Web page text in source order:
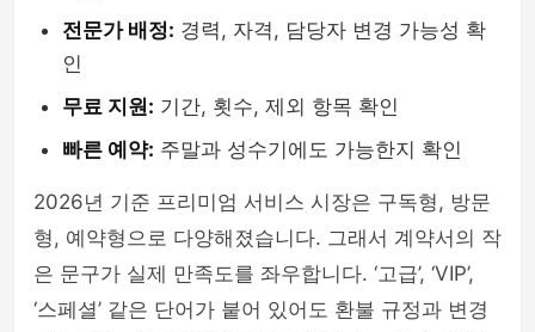
전문가 배정: 경력, 자격, 담당자 변경 가능성 확
인
무료 지원: 기간, 횟수, 제외 항목 확인
빠른 예약: 주말과 성수기에도 가능한지 확인
2026년 기준 프리미엄 서비스 시장은 구독형, 방문
형, 예약형으로 다양해졌습니다. 그래서 계약서의 작
은 문구가 실제 만족도를 좌우합니다. ‘고급’, ‘VIP’,
‘스페셜’ 같은 단어가 붙어 있어도 환불 규정과 변경